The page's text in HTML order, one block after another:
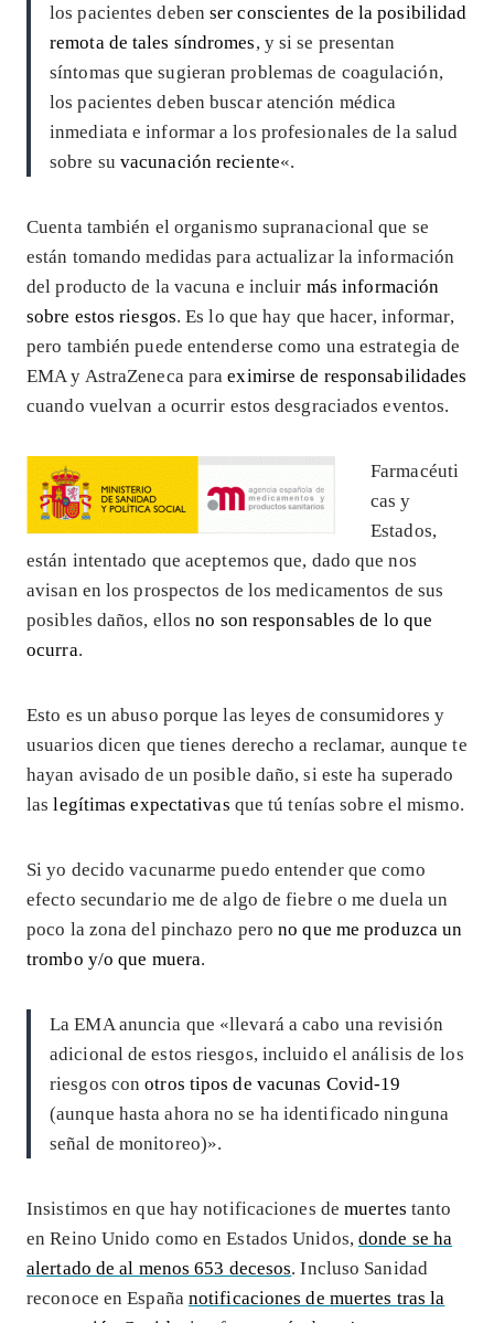
los pacientes debenser conscientes de la posibilidad
remota de tales síndromes, y si se presentan
síntomas que sugieran problemas de coagulación,
los pacientes deben buscar atención médica
inmediata e informar a los profesionales de la salud
sobre su vacunación reciente«.
Cuenta también el organismo supranacional que se
están tomando medidas para actualizar la información
del producto de la vacuna e incluir más información
sobre estos riesgos. Es lo que hay que hacer, informar,
pero también puede entenderse como una estrategia de
EMA y AstraZeneca paraeximirse de responsabilidades
cuando vuelvan a ocurrir estos desgraciados eventos.
Farmacéuti
cas y
Estados,
están intentado que aceptemos que, dado que nos
avisan en los prospectos de los medicamentos de sus
posibles daños, ellosno son responsables de lo que
ocurra.
Esto es un abuso porque las leyes de consumidores y
usuarios dicen que tienes derecho a reclamar, aunque te
hayan avisado de un posible daño, si este ha superado
laslegítimas expectativas que tú tenías sobre el mismo.
Si yo decido vacunarme puedo entender que como
efecto secundario me de algo de fiebre o me duela un
poco la zona del pinchazo perono que me produzca un
trombo y/o que muera.
La EMA anuncia que «llevará a cabo una revisión
adicional de estos riesgos, incluido el análisis de los
riesgos conotros tipos de vacunas Covid-19
(aunque hasta ahora no se ha identificado ninguna
señal de monitoreo)».
Insistimos en que hay notificaciones demuertes tanto
en Reino Unido como en Estados Unidos, donde se ha
alertado de al menos 653 decesos. Incluso Sanidad
reconoce en España notificaciones de muertes tras la